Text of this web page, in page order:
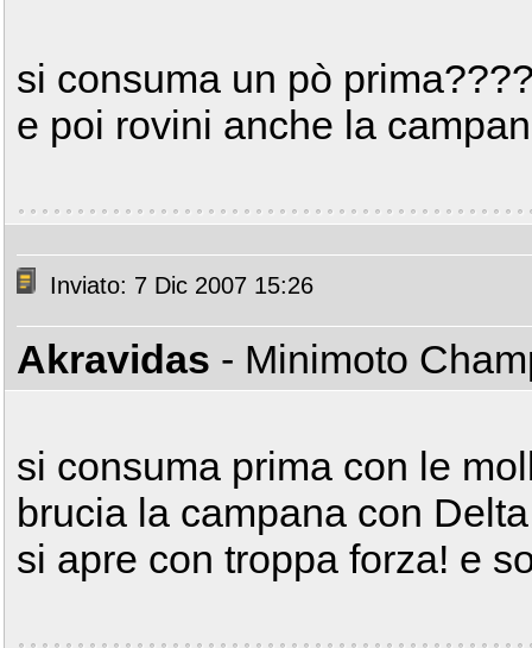
si consuma un pò
e poi rovini anche la
Inviato: 7 Dic 2007 15:26
Akravidas - Minimoto
si consuma prima con le
brucia la campana con
si apre con troppa forza! e